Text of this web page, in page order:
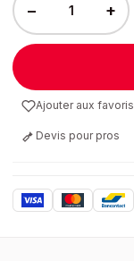
− +
Ajouter aux favoris
Devis pour pros